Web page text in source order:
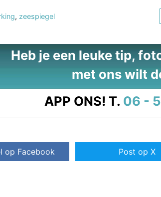
, zeespiegel
Heb je een leuke tip,
met ons wilt
APP ONS! T. 06 -
op Facebook Post op X